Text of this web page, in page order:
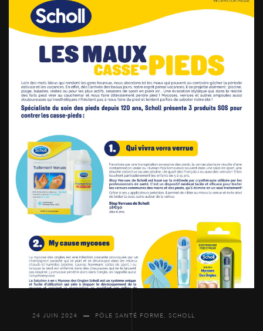
24 JUIN 2024 PÔLE SANTÉ FORME, SCHOLL